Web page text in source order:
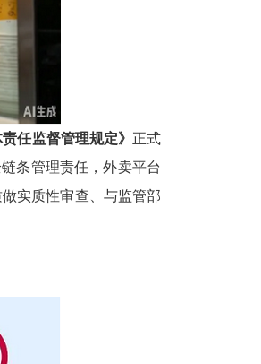
任监督管理规定》 正式
条管理责任，外卖平台
实质性审查、与监管部